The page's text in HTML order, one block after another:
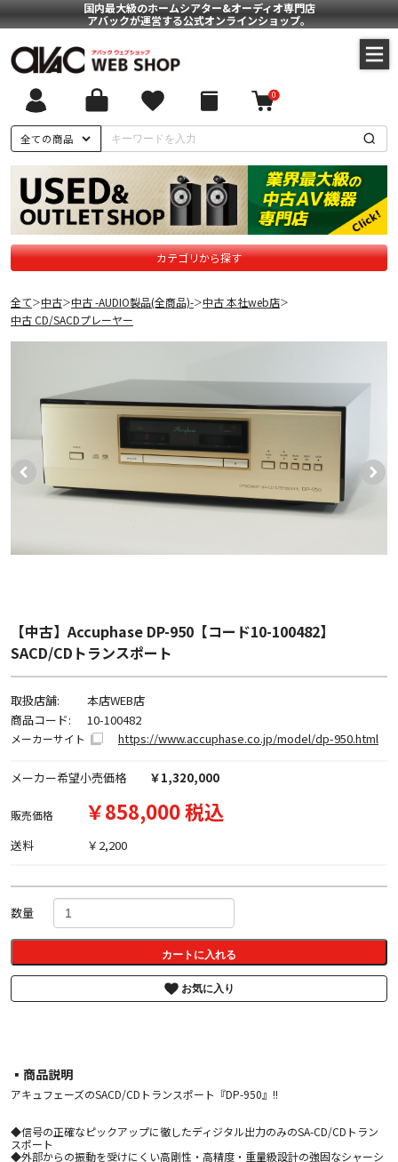
国内最大級のホームシアター&オーディオ専門店
アバックが運営する公式オンラインショップ。
全ての商品
0
カテゴリから探す
全て＞中古＞中古 -AUDIO製品(全商品)-＞中古 本社web店＞
中古 CD/SACDプレーヤー
【中古】Accuphase DP-950【コード10-100482】
SACD/CDトランスポート
取扱店舗:
本店WEB店
商品コード:
10-100482
メーカーサイト https://www.accuphase.co.jp/model/dp-950.html
メーカー希望小売価格 ￥1,320,000
販売価格 ￥858,000 税込
送料 ￥2,200
数量
カートに入れる
お気に入り
▪︎商品説明
アキュフェーズのSACD/CDトランスポート『DP-950』!!
◆信号の正確なピックアップに徹したディジタル出力のみのSA-CD/CDトラン
スポート
◆外部からの振動を受けにくい高剛性・高精度・重量級設計の強固なシャーシ